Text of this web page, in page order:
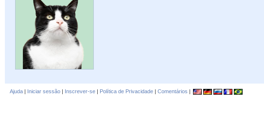
Ajuda | Iniciar sessão | Inscrever-se | Política de Privacidade | Comentários |